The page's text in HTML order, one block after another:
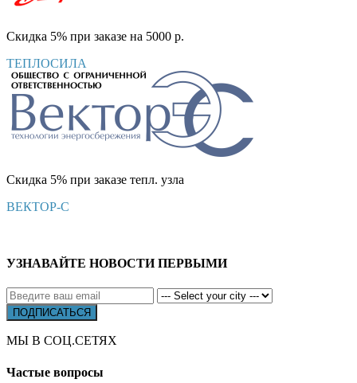
Скидка 5% при заказе на 5000 р.
ТЕПЛОСИЛА
Скидка 5% при заказе тепл. узла
ВЕКТОР-С
УЗНАВАЙТЕ НОВОСТИ ПЕРВЫМИ
МЫ В СОЦ.СЕТЯХ
Частые вопросы